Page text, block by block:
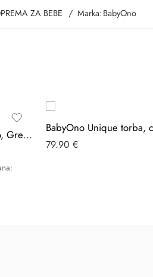
ZA BEBE Marka:BabyOno
Lionelo krevetić 2u1 Theo, Grey Stone Natural
79.90 €